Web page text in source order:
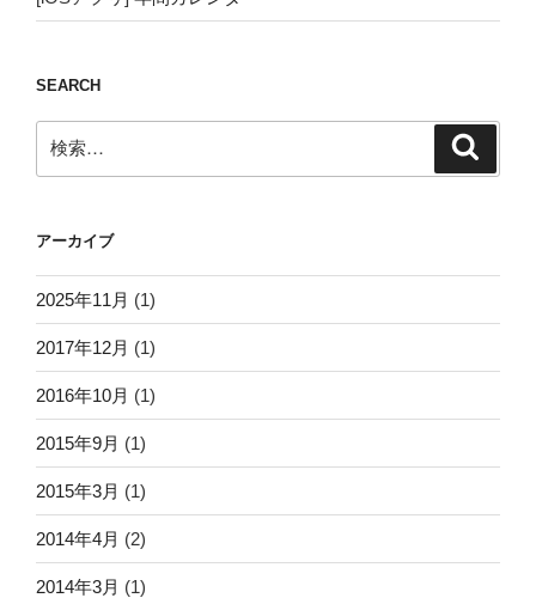
SEARCH
索:
アーカイブ
2025年11月 (1)
2017年12月 (1)
2016年10月 (1)
2015年9月 (1)
2015年3月 (1)
2014年4月 (2)
2014年3月 (1)